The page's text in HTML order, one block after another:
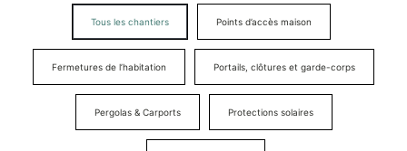
Tous les chantiers Points d’accès maison
Fermetures de l’habitation Portails, clôtures et garde-corps
Pergolas & Carports Protections solaires